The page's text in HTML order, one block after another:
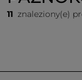
11 znaleziony(e)